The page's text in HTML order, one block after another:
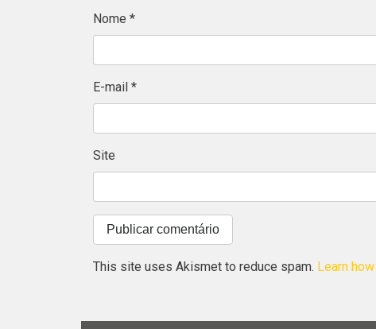
Nome *
E-mail *
Site
This site uses Akismet to reduce spam. Learn